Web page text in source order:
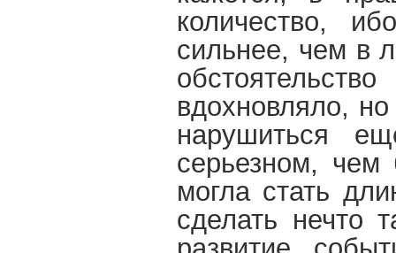
количество,
сильнее, чем в
вдохновляло,
нарушиться
серьезном,
могла стать
сделать нечто